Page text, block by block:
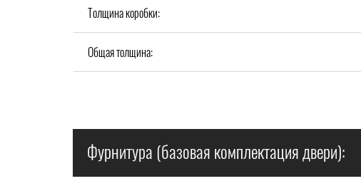
Толщина коробки:
Общая толщина:
Фурнитура (базовая комплектация двери):